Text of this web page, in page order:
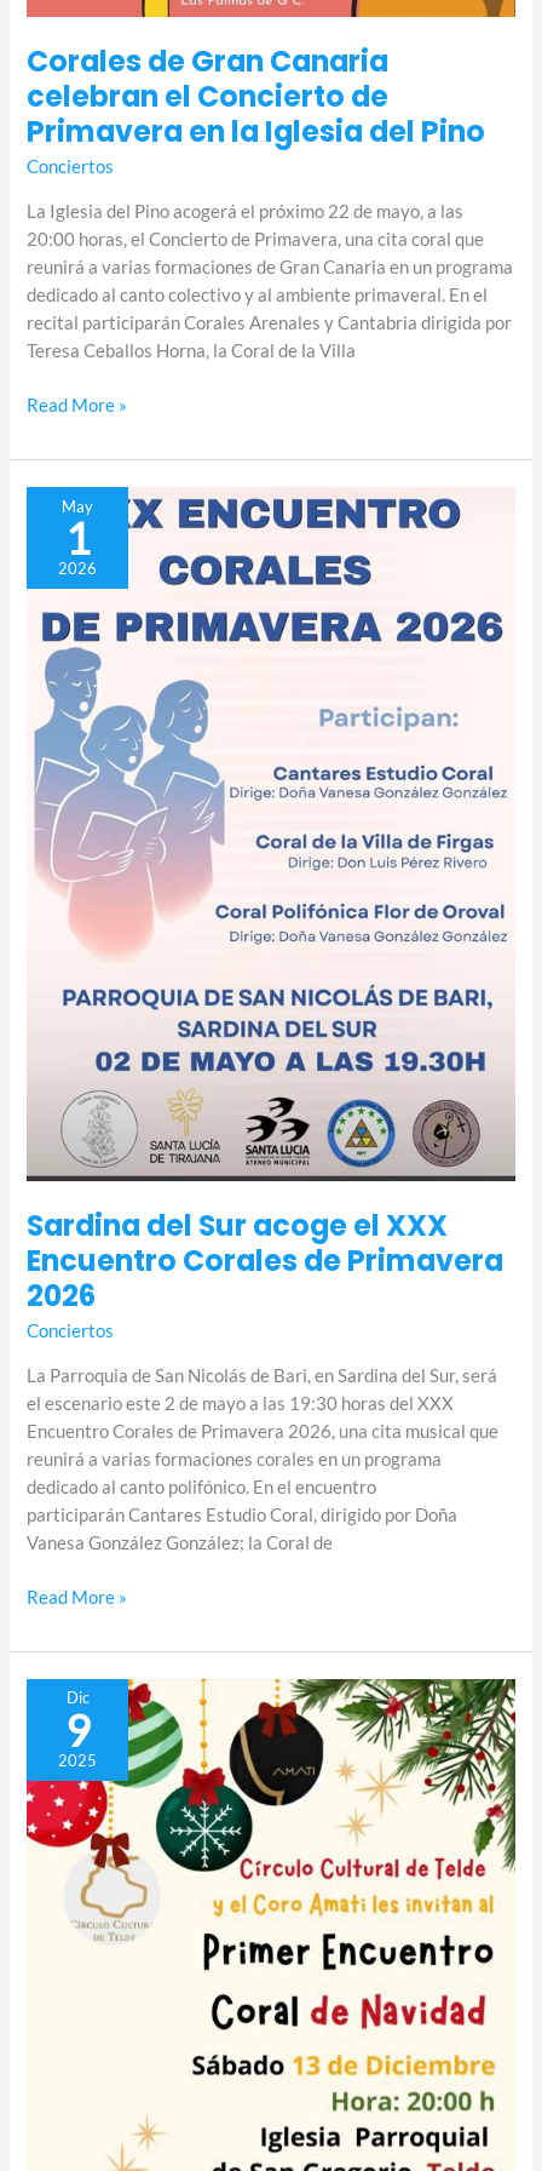
Corales de Gran Canaria
celebran el Concierto de
Primavera en la Iglesia del Pino
Conciertos
La Iglesia del Pino acogerá el próximo 22 de mayo, a las
20:00 horas, el Concierto de Primavera, una cita coral que
reunirá a varias formaciones de Gran Canaria en un programa
dedicado al canto colectivo y al ambiente primaveral. En el
recital participarán Corales Arenales y Cantabria dirigida por
Teresa Ceballos Horna, la Coral de la Villa
Read More »
May
1
2026
Sardina del Sur acoge el XXX
Encuentro Corales de Primavera
2026
Conciertos
La Parroquia de San Nicolás de Bari, en Sardina del Sur, será
el escenario este 2 de mayo a las 19:30 horas del XXX
Encuentro Corales de Primavera 2026, una cita musical que
reunirá a varias formaciones corales en un programa
dedicado al canto polifónico. En el encuentro
participarán Cantares Estudio Coral, dirigido por Doña
Vanesa González González; la Coral de
Sardina
XXX
Encuentro
Corales
de
Primavera
2026
Read More »
Dic
9
2025
Primer
Encuentro
Navidad
de